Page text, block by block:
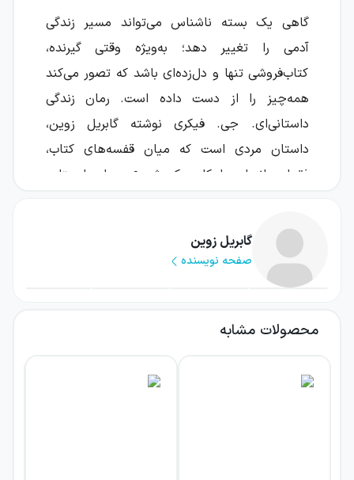
گاهی یک بسته ناشناس می‌تواند مسیر زندگی
آدمی را تغییر دهد؛ به‌ویژه وقتی گیرنده،
کتاب‌فروشی تنها و دل‌زده‌ای باشد که تصور می‌کند
همه‌چیز را از دست داده است. رمان زندگی
داستانی‌ای. جی. فیکری نوشته گابریل زوین،
داستان مردی است که میان قفسه‌های کتاب،
فقدان، انزوا و امکان یک شروع دوباره ایستاده
ای. جی. فیکری زندگی‌اش را آن‌گونه که انتظار
داشته پیش نبرده است. او تنها زندگی می‌کند،
کتاب‌فروشی‌اش با فروش بسیار اندکی روبه‌روست و
دارایی‌اش، به سرقت رفته است. در چنین شرایطی،
تازه را رقم می‌زند؛ اتفاقی که به او فرصت می‌دهد
گابریل زوین
صفحه نویسنده
محصولات مشابه